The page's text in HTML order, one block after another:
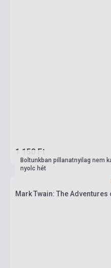
1 150 Ft
Boltunkban pillanatnyilag nem
nyolc hét
Mark Twain: The Adventures